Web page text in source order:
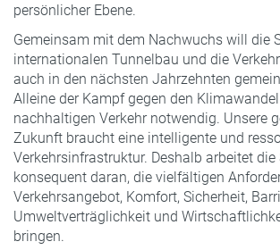
persönlicher Ebene.
Gemeinsam mit dem Nachwuchs will die
internationalen Tunnelbau und die
auch in den nächsten Jahrzehnten
Alleine der Kampf gegen den
nachhaltigen Verkehr notwendig. Unsere
Zukunft braucht eine intelligente und
Verkehrsinfrastruktur. Deshalb arbeitet die
konsequent daran, die vielfältigen
Verkehrsangebot, Komfort, Sicherheit,
Umweltverträglichkeit und
bringen.